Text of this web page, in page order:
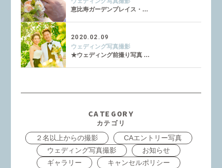
恵比寿ガーデンプレイス・…
2020.02.09
ウェディング写真撮影
★ウェディング前撮り写真 …
CATEGORY
カテゴリ
２名以上からの撮影
CAエントリー写真
ウェディング写真撮影
お知らせ
ギャラリー
キャンセルポリシー